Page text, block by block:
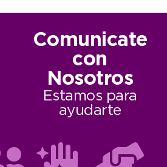
Comunicate
con
Nosotros
Estamos para
ayudarte